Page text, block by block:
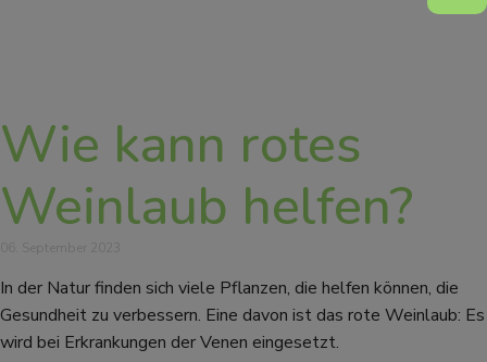
Wie kann rotes
Weinlaub helfen?
In der Natur finden sich viele Pflanzen, die helfen können, die
Gesundheit zu verbessern. Eine davon ist das rote Weinlaub: Es
wird bei Erkrankungen der Venen eingesetzt.